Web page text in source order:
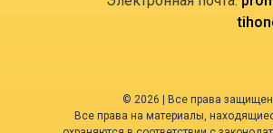
© 2026 | Все права
Все права на материалы,